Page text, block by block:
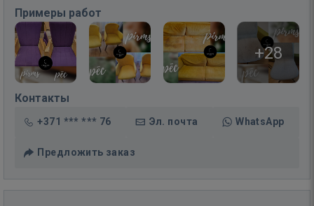
Примеры работ
+28
Контакты
+371 *** *** 76 Эл. почта WhatsApp
Предложить заказ